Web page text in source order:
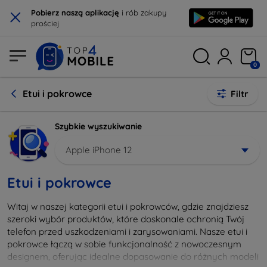
× Pobierz naszą aplikację i rób zakupy
prościej
0
Etui i pokrowce Filtr
Szybkie wyszukiwanie
Apple iPhone 12
Etui i pokrowce
Witaj w naszej kategorii etui i pokrowców, gdzie znajdziesz
szeroki wybór produktów, które doskonale ochronią Twój
telefon przed uszkodzeniami i zarysowaniami. Nasze etui i
pokrowce łączą w sobie funkcjonalność z nowoczesnym
designem, oferując idealne dopasowanie do różnych modeli